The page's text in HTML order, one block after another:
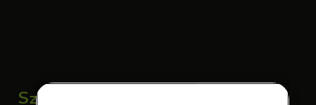
Számokban nézve: